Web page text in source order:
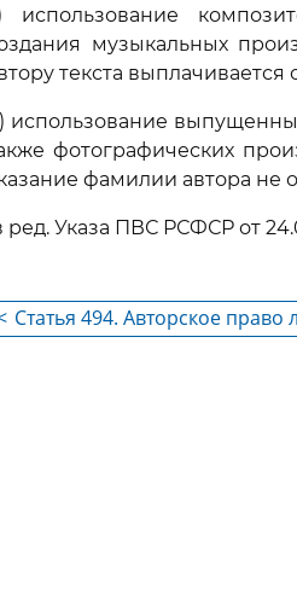
использование
музыкальных
текста
использование
фотографических
фамилии автора не
ред. Указа ПВС РСФСР от
Статья 494. Авторское право